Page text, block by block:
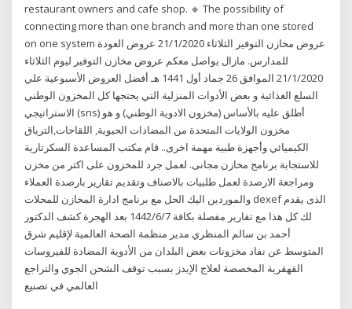
restaurant owners and cafe shop. 🔹 The possibility of
connecting more than one branch and more than one stored
on one system عروض مخازن التوفير الثلاثاء 21/1/2020 عروض العودة
للمدارس. مازال يواصل معكم عروض مخازن التوفير ليوم الثلاثاء
21/1/2020 الموافق 26 جماد أول 1441 هـ أفضل العروض الأسبوعية علي
السلع الغذائية و بعض الأدوات المنزلية التي يحتجها كل المخزون الوطني
الاستراتيجي (sns) أطلق عليه بالأساس (مخزون الادوية الوطني) و هو
مخزون الولايات المتحدة من المضادات الحيوية, اللقاحات,الترياق
الكيميائي وأجهزة طبية مهمة اخرى.. قام مكتب المساعدة السكرتارية
للاستجابة برنامج مخازن مجانى. لعمل جرد للمخزون على اكثر من مخزن
ومراجعة الارصدة لعمل طلبيات بالاصناف وتقديم تقارير بارصدة العملاء
والموردين اليك الحل مع برنامج ادارة المخازن للمحلات dexef الذى يقدم
لك كل هذا مع تقارير مفصلة بكافة 7‏‏/6‏‏/1442 بعد الهجرة كشف الدكتور
أحمد بن سالم المنظري مدير منظمة الصحة العالمية‬ لإقليم شرق
المتوسط عن نفاد مخزونات بعض البلدان من الأدوية المضادة للفيروسات
القهقرية المخصصة لعلاج الإيدز بسبب توقف الشحن الجوي والتراجع
العالمي في تصنيع